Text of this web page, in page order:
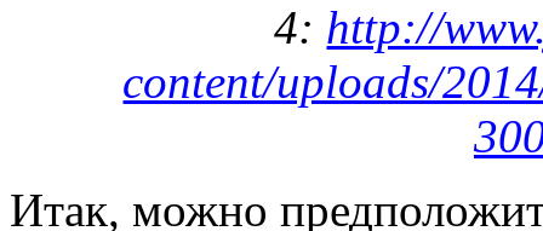
4: http://
content/uploads/
Итак, можно